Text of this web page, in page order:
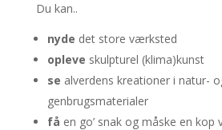
Du kan..
nyde det store værksted
opleve skulpturel (klima)kunst
se alverdens kreationer i natur-
genbrugsmaterialer
få en go’ snak og måske en